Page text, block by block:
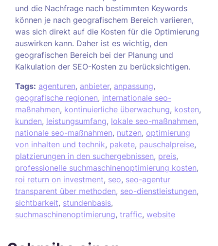
und die Nachfrage nach bestimmten Keywords
können je nach geografischem Bereich variieren,
was sich direkt auf die Kosten für die Optimierung
auswirken kann. Daher ist es wichtig, den
geografischen Bereich bei der Planung und
Kalkulation der SEO-Kosten zu berücksichtigen.
Tags: agenturen, anbieter, anpassung,
geografische regionen, internationale seo-
maßnahmen, kontinuierliche überwachung, kosten,
kunden, leistungsumfang, lokale seo-maßnahmen,
nationale seo-maßnahmen, nutzen, optimierung
von inhalten und technik, pakete, pauschalpreise,
platzierungen in den suchergebnissen, preis,
professionelle suchmaschinenoptimierung kosten,
roi return on investment, seo, seo-agentur
transparent über methoden, seo-dienstleistungen,
sichtbarkeit, stundenbasis,
suchmaschinenoptimierung, traffic, website